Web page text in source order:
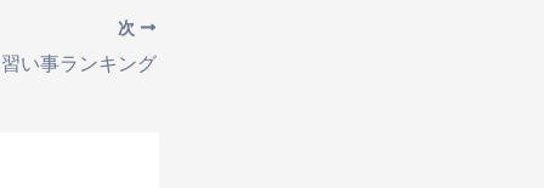
次
習い事ランキング